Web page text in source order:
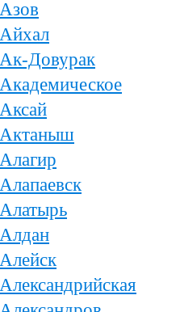
Азов
Айхал
Ак-Довурак
Академическое
Аксай
Актаныш
Алагир
Алапаевск
Алатырь
Алдан
Алейск
Александрийская